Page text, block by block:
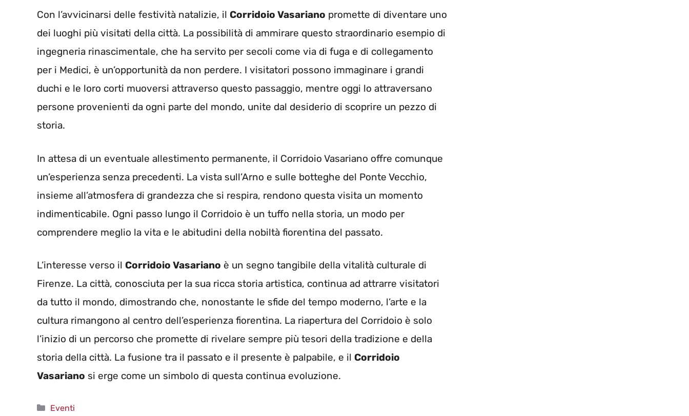
Con l’avvicinarsi delle festività natalizie, il Corridoio Vasariano promette di diventare uno
dei luoghi più visitati della città. La possibilità di ammirare questo straordinario esempio di
ingegneria rinascimentale, che ha servito per secoli come via di fuga e di collegamento
per i Medici, è un’opportunità da non perdere. I visitatori possono immaginare i grandi
duchi e le loro corti muoversi attraverso questo passaggio, mentre oggi lo attraversano
persone provenienti da ogni parte del mondo, unite dal desiderio di scoprire un pezzo di
storia.
In attesa di un eventuale allestimento permanente, il Corridoio Vasariano offre comunque
un’esperienza senza precedenti. La vista sull’Arno e sulle botteghe del Ponte Vecchio,
insieme all’atmosfera di grandezza che si respira, rendono questa visita un momento
indimenticabile. Ogni passo lungo il Corridoio è un tuffo nella storia, un modo per
comprendere meglio la vita e le abitudini della nobiltà fiorentina del passato.
L’interesse verso il Corridoio Vasariano è un segno tangibile della vitalità culturale di
Firenze. La città, conosciuta per la sua ricca storia artistica, continua ad attrarre visitatori
da tutto il mondo, dimostrando che, nonostante le sfide del tempo moderno, l’arte e la
cultura rimangono al centro dell’esperienza fiorentina. La riapertura del Corridoio è solo
l’inizio di un percorso che promette di rivelare sempre più tesori della tradizione e della
storia della città. La fusione tra il passato e il presente è palpabile, e il Corridoio
Vasariano si erge come un simbolo di questa continua evoluzione.
Categorie
Eventi